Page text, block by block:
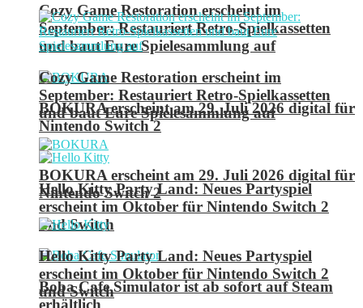
Cozy Game Restoration erscheint im
September: Restauriert Retro-Spielkassetten
und baut Eure Spielesammlung auf
BOKURA erscheint am 29. Juli 2026 digital für
Nintendo Switch 2
Hello Kitty Party Land: Neues Partyspiel
erscheint im Oktober für Nintendo Switch 2
und Switch
Boba Cafe Simulator ist ab sofort auf Steam
erhältlich
Cozy Game Restoration erscheint im
September: Restauriert Retro-Spielkassetten
und baut Eure Spielesammlung auf
BOKURA erscheint am 29. Juli 2026 digital für
Nintendo Switch 2
Hello Kitty Party Land: Neues Partyspiel
erscheint im Oktober für Nintendo Switch 2
und Switch